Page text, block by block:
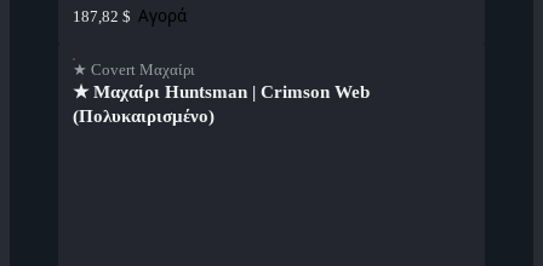
187,82 $ Αγορά
★ Covert Μαχαίρι
★ Μαχαίρι Huntsman | Crimson Web
(Πολυκαιρισμένο)